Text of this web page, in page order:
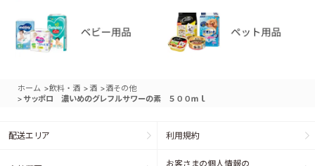
ホーム >飲料・酒 > 酒 >酒その他
> サッポロ 濃いめのグレフルサワーの素 ５００ｍｌ
配送エリア 利用規約
お客さまの個人情報の